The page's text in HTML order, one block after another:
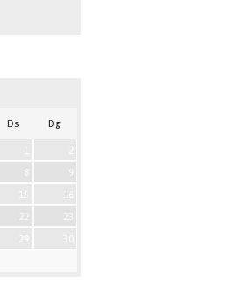
Ds Dg